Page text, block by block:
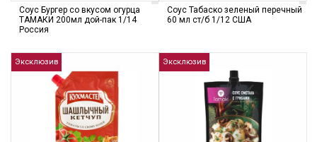
Соус Бургер со вкусом огурца
ТАМАКИ 200мл дой-пак 1/14
Россия
Соус Табаско зеленый перечный
60 мл ст/б 1/12 США
Эксклюзив Эксклюзив